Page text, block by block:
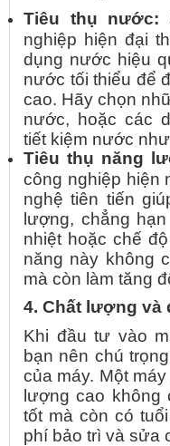
Tiêu thụ nước:
nghiệp hiện đại
dụng nước hiệu
nước tối thiểu để
cao. Hãy chọn
nước, hoặc các
tiết kiệm nước
Tiêu thụ năng
công nghiệp hiện
nghệ tiên tiến
lượng, chẳng
nhiệt hoặc chế
năng này không
mà còn làm tăng
4. Chất lượng và
Khi đầu tư vào
bạn nên chú
của máy. Một
lượng cao không
tốt mà còn có
phí bảo trì và sửa